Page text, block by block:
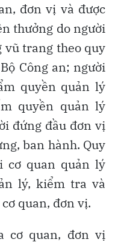
đơn vị và được
thưởng do người
vũ trang theo quy
Công an; người
quyền quản lý
quyền quản lý
đứng đầu đơn vị
ban hành. Quy
cơ quan quản lý
lý, kiểm tra và
quan, đơn vị.
cơ quan, đơn vị